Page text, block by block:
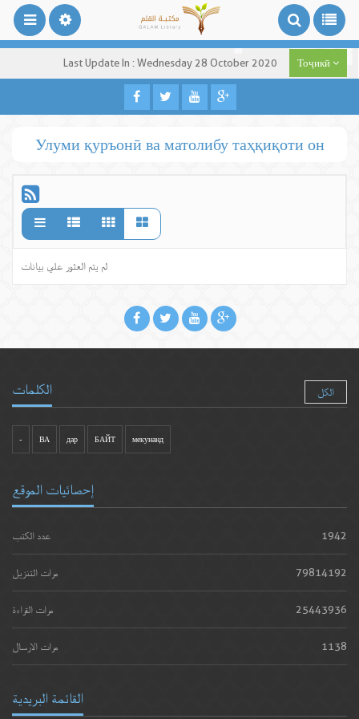
Last Update In : Wednesday 28 October 2020 Тоҷикӣ
Улуми қуръонӣ ва матолибу таҳқиқоти он
لم يتم العثور علي بيانات
الكلمات الكل
- ВА дар БАЙТ мекунанд
إحصائيات الموقع
عدد الكتب 1942
مرات التنزيل 79814192
مرات القراءة 25443936
مرات الارسال 1138
القائمة البريدية